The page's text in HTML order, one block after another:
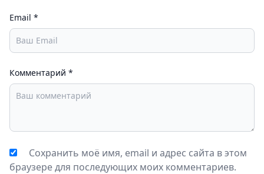
Email *
Комментарий *
Сохранить моё имя, email и адрес сайта в этом
браузере для последующих моих комментариев.